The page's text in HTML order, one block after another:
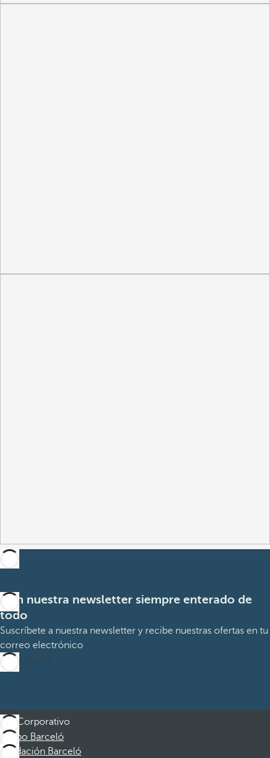
Con nuestra newsletter siempre enterado de
todo
Suscríbete a nuestra newsletter y recibe nuestras ofertas en tu
correo electrónico
Suscribirme
Corporativo
Grupo Barceló
Fundación Barceló